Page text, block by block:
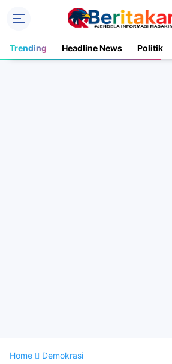
Trending Headline News Politik
Home Demokrasi